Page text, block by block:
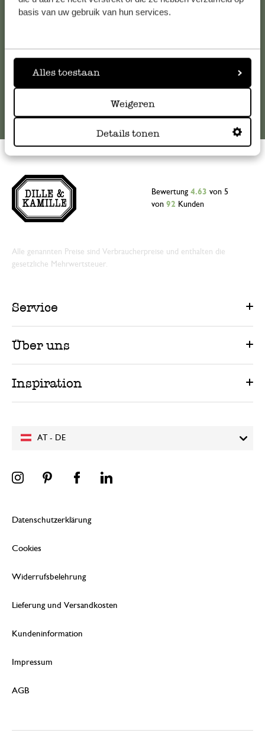
basis van uw gebruik van hun services.
Alles toestaan
Weigeren
Details tonen
Online-Kundenservice
AT - DE
Bewertung 4.63 von 5
von 92 Kunden
Alle genannten Preise sind Verbraucherpreise und enthalten die
gesetzliche Mehrwertsteuer.
Service
Über uns
Inspiration
Datenschutzerklärung
Cookies
Widerrufsbelehrung
Lieferung und Versandkosten
Kundeninformation
Impressum
AGB